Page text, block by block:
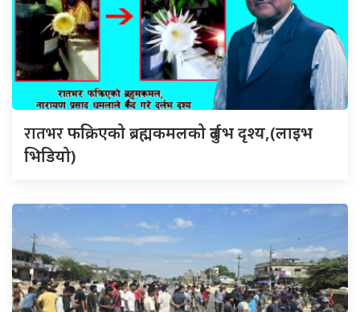
रातभरफक्रिएको ब्रह्मकमलको दुर्लभ दृश्य,(लाइभ
भिडियो)